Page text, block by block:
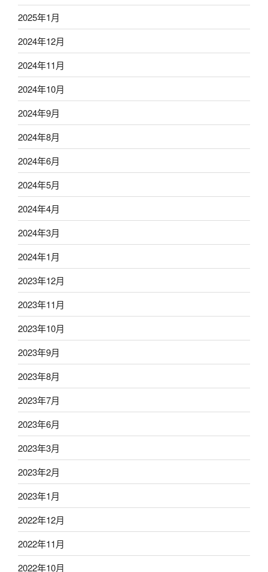
2025年1月
2024年12月
2024年11月
2024年10月
2024年9月
2024年8月
2024年6月
2024年5月
2024年4月
2024年3月
2024年1月
2023年12月
2023年11月
2023年10月
2023年9月
2023年8月
2023年7月
2023年6月
2023年3月
2023年2月
2023年1月
2022年12月
2022年11月
2022年10月